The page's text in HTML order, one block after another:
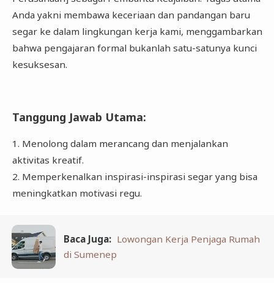
Anda yakni membawa keceriaan dan pandangan baru
segar ke dalam lingkungan kerja kami, menggambarkan
bahwa pengajaran formal bukanlah satu-satunya kunci
kesuksesan.
Tanggung Jawab Utama:
1. Menolong dalam merancang dan menjalankan
aktivitas kreatif.
2. Memperkenalkan inspirasi-inspirasi segar yang bisa
meningkatkan motivasi regu.
Baca Juga: Lowongan Kerja Penjaga Rumah
di Sumenep